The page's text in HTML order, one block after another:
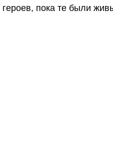
героев, пока те были